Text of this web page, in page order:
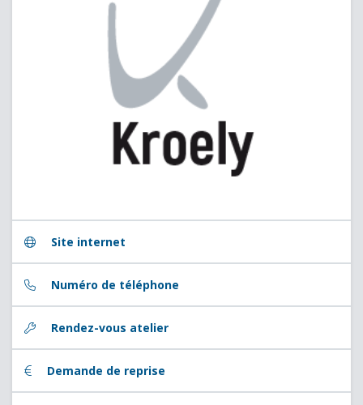
Site internet
Numéro de téléphone
Rendez-vous atelier
Demande de reprise